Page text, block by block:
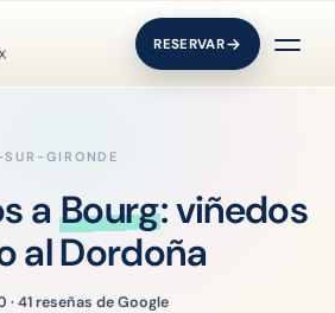
RESERVAR
SUR-GIRONDE
aBourg: viñedos
al Dordoña
· 41 reseñas de Google